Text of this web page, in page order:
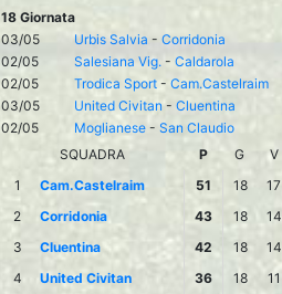
18 Giornata
03/05
Urbis Salvia - Corridonia
02/05
Salesiana Vig. - Caldarola
02/05
Trodica Sport - Cam.Castelraim
03/05
United Civitan- Cluentina
02/05
Moglianese - San Claudio
SQUADRA
P G V
1
Cam.Castelraim 51 18 17
2
Corridonia 43 18 14
3
Cluentina 42 18 14
4
United Civitan 36 18 11